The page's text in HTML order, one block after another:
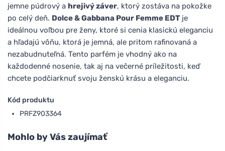
jemne púdrový a hrejivý záver, ktorý zostáva na pokožke
po celý deň. Dolce & Gabbana Pour Femme EDTje
ideálnou voľbou pre ženy, ktoré si cenia klasickú eleganciu
a hľadajú vôňu, ktorá je jemná, ale pritom rafinovaná a
nezabudnuteľná. Tento parfém je vhodný ako na
každodenné nosenie, tak aj na večerné príležitosti, keď
chcete podčiarknuť svoju ženskú krásu a eleganciu.
Kód produktu
PRFZ903364
Mohlo by Vás zaujímať